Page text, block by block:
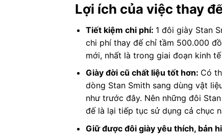
Lợi ích của việc thay
Tiết kiệm chi phí: 1 đôi giày Stan
chi phí thay đế chỉ tầm 500.000
mới, nhất là trong giai đoạn kinh
Giày đời cũ chất liệu tốt hơn: Có
dòng Stan Smith sang dùng vật
như trước đây. Nên những đôi
đế là lại tiếp tục sử dụng cả chục
Giữ được đôi giày yêu thích, bản